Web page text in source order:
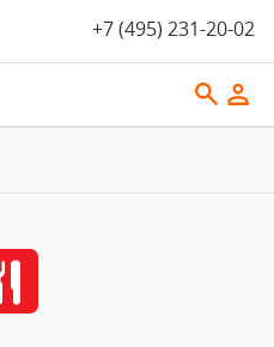
+7 (495) 231-20-02